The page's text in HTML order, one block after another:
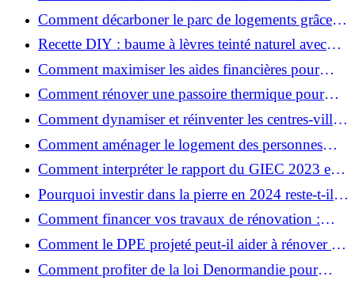
pour votre rénovation ?
Comment décarboner le parc de logements grâce à
la rénovation énergétique ?
Recette DIY : baume à lèvres teinté naturel avec
SPF
Comment maximiser les aides financières pour
votre rénovation ?
Comment rénover une passoire thermique pour
une maison durable ?
Comment dynamiser et réinventer les centres-villes
avec Action Cœur de Ville ?
Comment aménager le logement des personnes
âgées et obtenir des aides financières ?
Comment interpréter le rapport du GIEC 2023 et
en retenir l'essentiel ?
Pourquoi investir dans la pierre en 2024 reste-t-il
un choix sûr ?
Comment financer vos travaux de rénovation :
aides, prêts et solutions pratiques ?
Comment le DPE projeté peut-il aider à rénover et
valoriser votre bien ?
Comment profiter de la loi Denormandie pour